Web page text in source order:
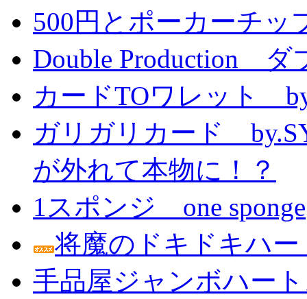
500円とポーカーチッ
Double Production ダ
カードTOワレット
ガリガリカード
が外れて本物に！？
1スポンジ one sponge
将魔のドキドキハ
手品屋ジャンボハー